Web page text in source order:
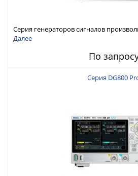
Серия генераторов сигналов
стандартных функций Tektronix AFG1000
Далее
По
Серия DG800